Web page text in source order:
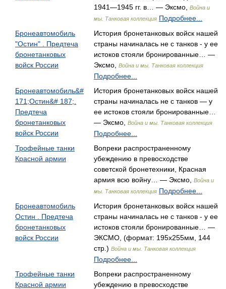
1941—1945 гг. в… — Эксмо,
Война и
мы. Танковая коллекция Подробнее...
Бронеавтомобиль
"Остин" . Предтеча
бронетанковых
войск России
История бронетанковых войск нашей
страны начиналась не с танков - у ее
истоков стояли бронированные… —
Эксмо,
Война и мы. Танковая коллекция
Подробнее...
Бронеавтомобиль&#
171;Остин&# 187;.
Предтеча
бронетанковых
войск России
История бронетанковых войск нашей
страны начиналась не с танков — у
ее истоков стояли бронированные…
— Эксмо,
Война и мы. Танковая коллекция
Подробнее...
Трофейные танки
Красной армии
Вопреки распространенному
убеждению в превосходстве
советской бронетехники, Красная
армия всю войну… — Эксмо,
Война и
мы. Танковая коллекция Подробнее...
Бронеавтомобиль
Остин . Предтеча
бронетанковых
войск России
История бронетанковых войск нашей
страны начиналась не с танков - у ее
истоков стояли бронированные… —
ЭКСМО, (формат: 195x255мм, 144
стр.) Война и мы. Танковая коллекция
Подробнее...
Трофейные танки
Красной армии
Вопреки распространенному
убеждению в превосходстве